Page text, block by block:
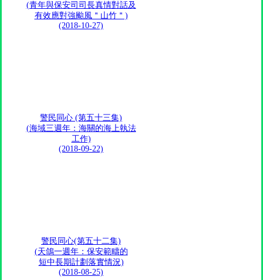
(青年與保安司司長真情對話及
有效應對強颱風＂山竹＂)
(2018-10-27)
警民同心 (第五十三集)
(海域三週年：海關的海上執法
工作)
(2018-09-22)
警民同心(第五十二集)
(天鴿一週年：保安範疇的
短中長期計劃落實情況)
(2018-08-25)